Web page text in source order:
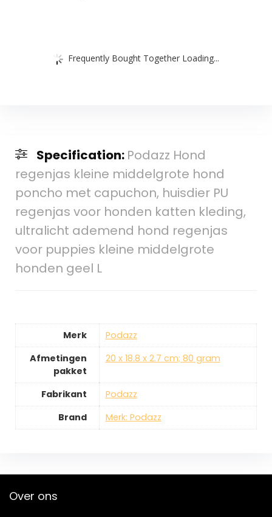
Frequently Bought Together Loading...
Specification: Podazz Hond
regenjas kleine middelgrote hond
poncho met capuchon, huisdier PU
regenjas voor honden katten kleding,
ultralicht ademend hond regenjas
voor puppies kleine middelgrote
honden geel L
Merk
‎Podazz
Afmetingen
pakket
‎20 x 18.8 x 2.7 cm; 80 gram
Fabrikant
‎Podazz
Brand
Merk: Podazz
Over ons